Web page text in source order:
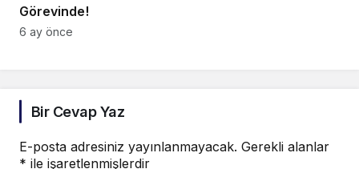
Görevinde!
6 ay önce
Bir Cevap Yaz
E-posta adresiniz yayınlanmayacak. Gerekli alanlar
* ile işaretlenmişlerdir